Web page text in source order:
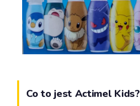
Co to jest Actimel Kids?